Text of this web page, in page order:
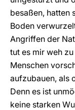
besaßen, hatten
Boden
Angriffen der
tut es mir weh
Menschen
aufzubauen, als
Denn es ist
keine starken